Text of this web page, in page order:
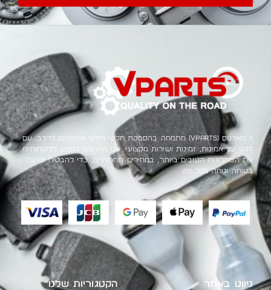
וי פארטס (VParts) מתמחה בהספקת חלקי חילוף איכותיים לרכב, עם
דגש על אמינות, זמינות ושירות מקצועי. אנו מחויבים לספק ללקוחותינו
את הפתרונות הטובים ביותר, במחירים תחרותיים, כדי להבטיח נסיעה
בטוחה ונוחה בכל זמן.
ניווט באתר הקטגוריות שלנו